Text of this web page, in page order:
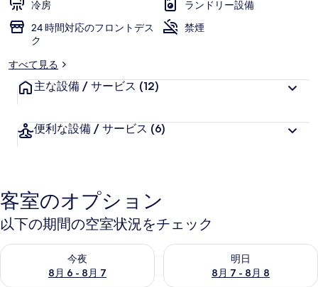
冷房
ランドリー設備
24 時間対応のフロントデス
ク
禁煙
すべて見る
主な設備 / サービス (12)
便利な設備 / サービス (6)
客室のオプション
以下の期間の空室状況をチェック
今夜
8月 6 - 8月 7
今夜 8月 6 - 8月 7 の空室状況をチェック
明日
8月 7 - 8月 8
明日 8月 7 - 8月 8 の空室状況